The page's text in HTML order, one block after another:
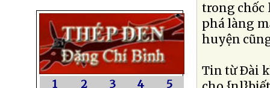
1 2 3 4
5
trong chốc
phá làng
huyện
Tin từ Ðài